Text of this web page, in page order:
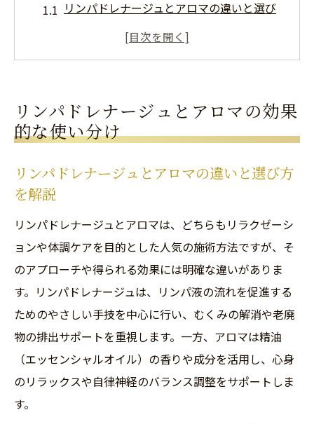
リンパドレナージュとアロマの違いと選び
目的別に最適なリンパドレナージュ活用法
術
リラクゼーションと体調改善を両立する方
リンパドレナージュでむくみや疲労をケア
アロマリンパドレナージュの魅力と特徴を解説
アロマリンパドレナージュの基本と効果を
紹介
リンパドレナージュにアロマを取り入れる
メリット
メンズにも人気のアロマリンパドレナージ
ュ施術
資格を持つスタッフによる施術の安心感
リンパドレナージュとアロマの効果
的な使い分け
リンパドレナージュとアロマの違いと選び方
を解説
リンパドレナージュとアロマは、どちらもリラクゼーシ
ョンや体調ケアを目的とした人気の施術方法ですが、そ
のアプローチや得られる効果には明確な違いがありま
す。リンパドレナージュは、リンパ液の流れを促進する
ためのやさしい手技を中心に行い、むくみの解消や老廃
物の排出サポートを重視します。一方、アロマは精油
（エッセンシャルオイル）の香りや成分を活用し、心身
のリラックスや自律神経のバランス調整をサポートしま
す。